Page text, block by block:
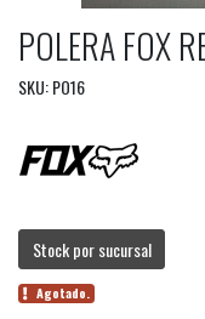
POLERA FOX
SKU: PO16
Stock por sucursal
Agotado.